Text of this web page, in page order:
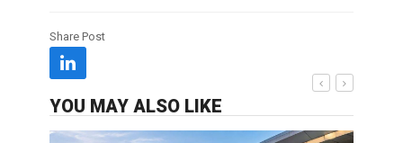
Share Post
YOU MAY ALSO LIKE